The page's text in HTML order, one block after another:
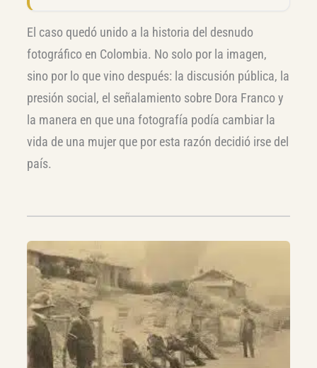
El caso quedó unido a la historia del desnudo
fotográfico en Colombia. No solo por la imagen,
sino por lo que vino después: la discusión pública, la
presión social, el señalamiento sobre Dora Franco y
la manera en que una fotografía podía cambiar la
vida de una mujer que por esta razón decidió irse del
país.